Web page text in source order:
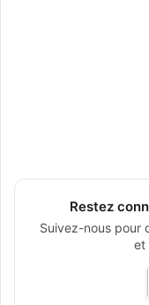
Restez
Suivez-nous pour
et